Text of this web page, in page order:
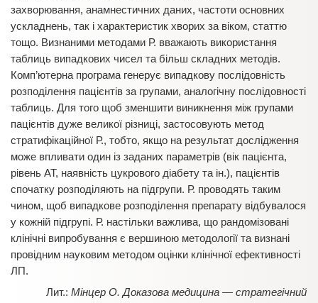
захворювання, анамнестичних даних, частоти основних
ускладнень, так і характеристик хворих за віком, статтю
тощо. Визнаними методами Р. вважають використання
таблиць випадкових чисел та більш складних методів.
Комп’ютерна програма генерує випадкову послідовність
розподілення пацієнтів за групами, аналогічну послідовності
таблиць. Для того щоб зменшити виникнення між групами
пацієнтів дуже великої різниці, застосовують метод
стратифікаційної Р., тобто, якщо на результат дослідження
може впливати один із заданих параметрів (вік пацієнта,
рівень АТ, наявність цукрового діабету та ін.), пацієнтів
спочатку розподіляють на підгрупи. Р. проводять таким
чином, щоб випадкове розподілення препарату відбувалося
у кожній підгрупі. Р. настільки важлива, що рандомізовані
клінічні випробування є вершиною методології та визнані
провідним науковим методом оцінки клінічної ефективності
ЛП.
Мінцер О. Доказова медицина — стратегічний